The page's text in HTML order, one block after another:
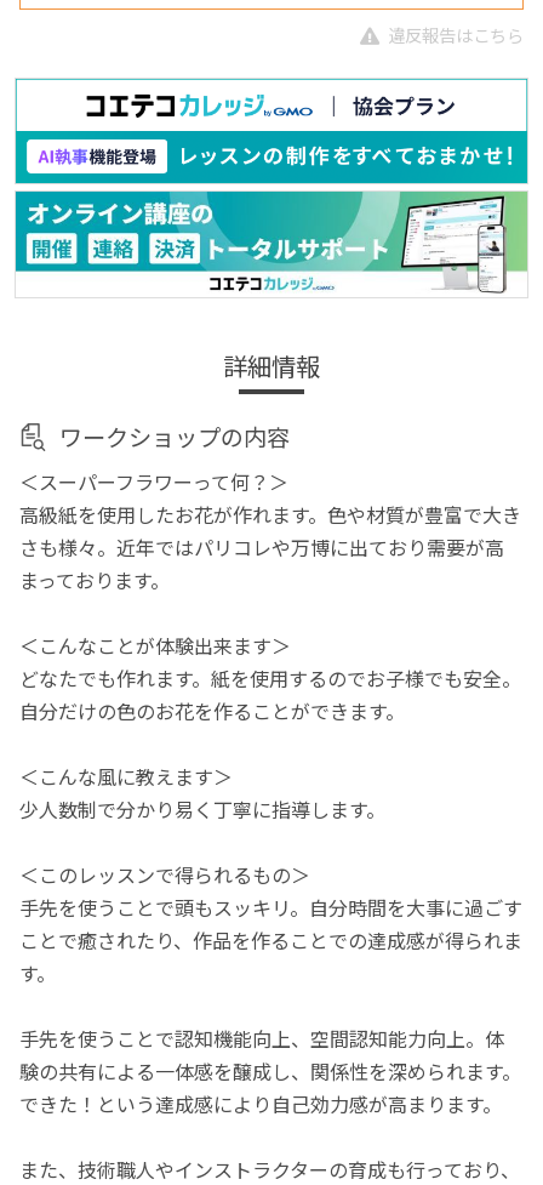
違反報告はこちら
詳細情報
ワークショップの内容
＜スーパーフラワーって何？＞
高級紙を使用したお花が作れます。色や材質が豊富で大き
さも様々。近年ではパリコレや万博に出ており需要が高
まっております。
＜こんなことが体験出来ます＞
どなたでも作れます。紙を使用するのでお子様でも安全。
自分だけの色のお花を作ることができます。
＜こんな風に教えます＞
少人数制で分かり易く丁寧に指導します。
＜このレッスンで得られるもの＞
手先を使うことで頭もスッキリ。自分時間を大事に過ごす
ことで癒されたり、作品を作ることでの達成感が得られま
す。
手先を使うことで認知機能向上、空間認知能力向上。体
験の共有による一体感を醸成し、関係性を深められます。
できた！という達成感により自己効力感が高まります。
また、技術職人やインストラクターの育成も行っており、